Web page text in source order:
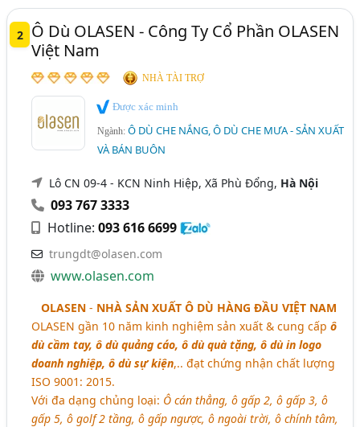
2
Ô Dù OLASEN - Công Ty Cổ Phần OLASEN
Việt Nam
NHÀ TÀI TRỢ
Được xác minh
Ngành:Ô DÙ CHE NẮNG, Ô DÙ CHE MƯA - SẢN XUẤT
VÀ BÁN BUÔN
Lô CN 09-4 - KCN Ninh Hiệp, Xã Phù Đổng, Hà Nội
093 767 3333
Hotline:093 616 6699
trungdt@olasen.com
www.olasen.com
OLASEN- NHÀ SẢN XUẤT Ô DÙ HÀNG ĐẦU VIỆT NAM
OLASEN gần 10 năm kinh nghiệm sản xuất & cung cấpô
dù cầm tay, ô dù quảng cáo, ô dù quà tặng, ô dù in logo
doanh nghiệp, ô dù sự kiện,.. đạt chứng nhận chất lượng
ISO 9001: 2015.
Với đa dạng chủng loại: Ô cán thẳng, ô gấp 2, ô gấp 3, ô
gấp 5, ô golf 2 tầng, ô gấp ngược, ô ngoài trời, ô chính tâm,